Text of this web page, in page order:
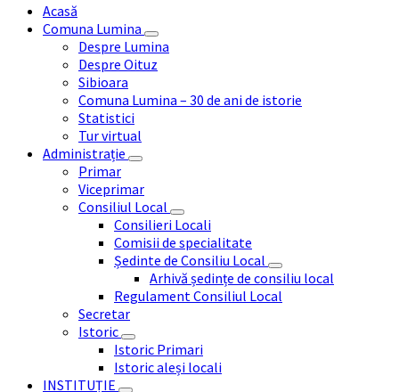
Acasă
Comuna Lumina
Despre Lumina
Despre Oituz
Sibioara
Comuna Lumina – 30 de ani de istorie
Statistici
Tur virtual
Administrație
Primar
Viceprimar
Consiliul Local
Consilieri Locali
Comisii de specialitate
Ședinte de Consiliu Local
Arhivă ședințe de consiliu local
Regulament Consiliul Local
Secretar
Istoric
Istoric Primari
Istoric aleși locali
INSTITUȚIE